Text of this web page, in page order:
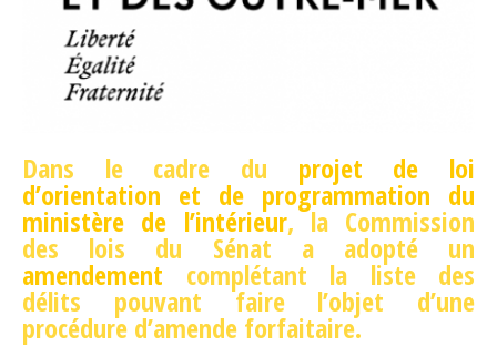
Dans le cadre du projet de loi
d’orientation et de programmation du
ministère de l’intérieur, la Commission
des lois du Sénat a adopté un
amendement complétant la liste des
délits pouvant faire l’objet d’une
procédure d’amende forfaitaire.